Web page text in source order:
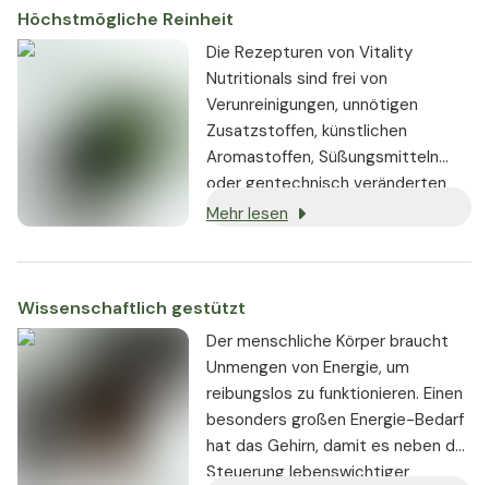
Höchstmögliche Reinheit
Die Rezepturen von Vitality
Nutritionals sind frei von
Verunreinigungen, unnötigen
Zusatzstoffen, künstlichen
Aromastoffen, Süßungsmitteln
oder gentechnisch veränderten
Substanzen. Wo immer möglich,
Zutaten verwendet.
Mehr lesen
Wissenschaftlich gestützt
Der menschliche Körper braucht
Unmengen von Energie, um
reibungslos zu funktionieren. Einen
besonders großen Energie-Bedarf
hat das Gehirn, damit es neben der
Steuerung lebenswichtiger